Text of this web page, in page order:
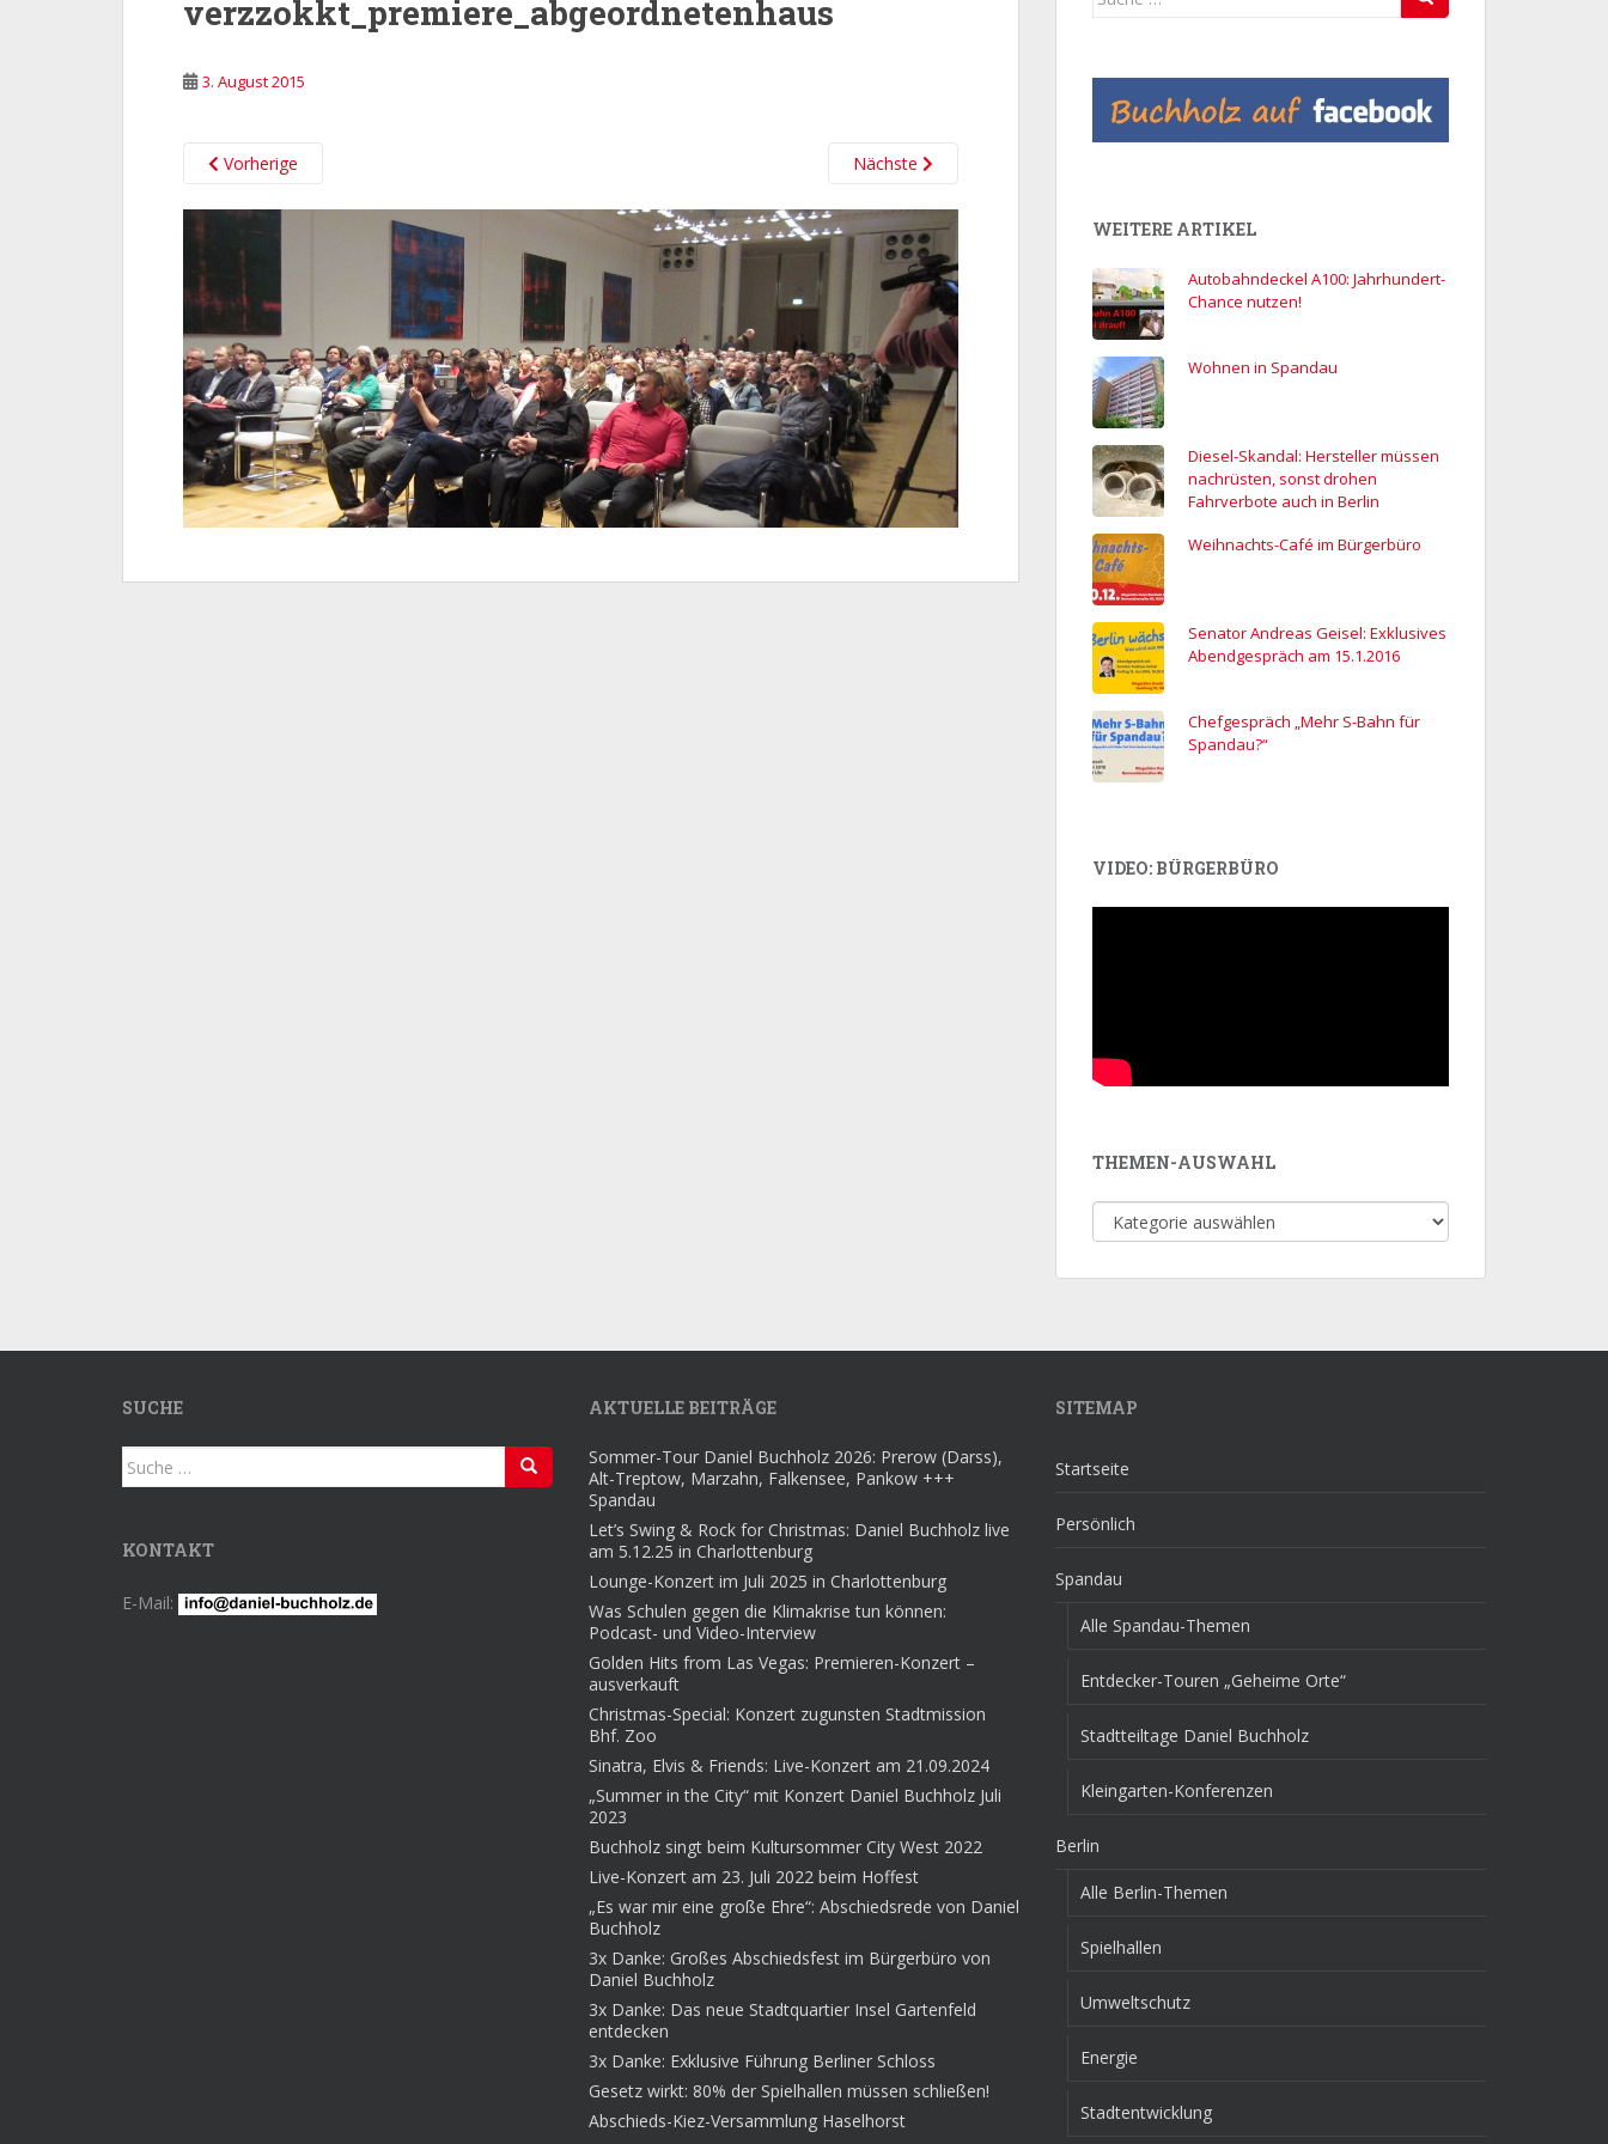
verzzokkt_premiere_abgeordnetenhaus
3. August 2015
Vorherige Nächste
WEITERE ARTIKEL
Autobahndeckel A100: Jahrhundert-
Chance nutzen!
Wohnen in Spandau
Diesel-Skandal: Hersteller müssen
nachrüsten, sonst drohen
Fahrverbote auch in Berlin
Weihnachts-Café im Bürgerbüro
Senator Andreas Geisel: Exklusives
Abendgespräch am 15.1.2016
Chefgespräch „Mehr S-Bahn für
Spandau?“
VIDEO: BÜRGERBÜRO
THEMEN-AUSWAHL
Themen-
Auswahl
SUCHE
Suche
nach:
KONTAKT
E-Mail:
AKTUELLE BEITRÄGE
Sommer-Tour Daniel Buchholz 2026: Prerow (Darss),
Alt-Treptow, Marzahn, Falkensee, Pankow +++
Spandau
Let’s Swing & Rock for Christmas: Daniel Buchholz live
am 5.12.25 in Charlottenburg
Lounge-Konzert im Juli 2025 in Charlottenburg
Was Schulen gegen die Klimakrise tun können:
Podcast- und Video-Interview
Golden Hits from Las Vegas: Premieren-Konzert –
ausverkauft
Christmas-Special: Konzert zugunsten Stadtmission
Bhf. Zoo
Sinatra, Elvis & Friends: Live-Konzert am 21.09.2024
„Summer in the City“ mit Konzert Daniel Buchholz Juli
2023
Buchholz singt beim Kultursommer City West 2022
Live-Konzert am 23. Juli 2022 beim Hoffest
„Es war mir eine große Ehre“: Abschiedsrede von Daniel
Buchholz
3x Danke: Großes Abschiedsfest im Bürgerbüro von
Daniel Buchholz
3x Danke: Das neue Stadtquartier Insel Gartenfeld
entdecken
3x Danke: Exklusive Führung Berliner Schloss
Gesetz wirkt: 80% der Spielhallen müssen schließen!
Abschieds-Kiez-Versammlung Haselhorst
SITEMAP
Startseite
Persönlich
Spandau
Alle Spandau-Themen
Entdecker-Touren „Geheime Orte“
Stadtteiltage Daniel Buchholz
Kleingarten-Konferenzen
Berlin
Alle Berlin-Themen
Spielhallen
Umweltschutz
Energie
Stadtentwicklung